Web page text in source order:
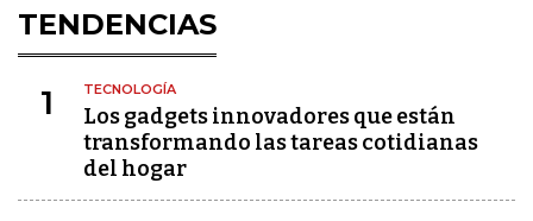
TENDENCIAS
1 TECNOLOGÍA
Los gadgets innovadores que están
transformando las tareas cotidianas
del hogar